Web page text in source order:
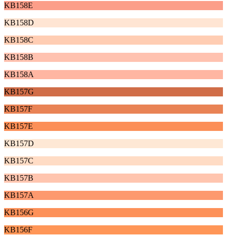
KB158E
KB158D
KB158C
KB158B
KB158A
KB157G
KB157F
KB157E
KB157D
KB157C
KB157B
KB157A
KB156G
KB156F